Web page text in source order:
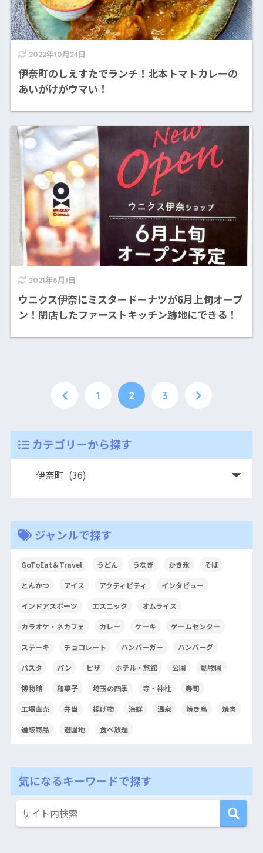
2022年10月24日
伊奈町のしえすたでランチ！北本トマトカレーの
あいがけがウマい！
2021年6月1日
ウニクス伊奈にミスタードーナツが6月上旬オープ
ン！閉店したファーストキッチン跡地にできる！
1 2 3
カテゴリーから探す
ジャンルで探す
GoToEat＆Travel うどん うなぎ かき氷 そば
とんかつ アイス アクティビティ インタビュー
インドアスポーツ エスニック オムライス
カラオケ・ネカフェ カレー ケーキ ゲームセンター
ステーキ チョコレート ハンバーガー ハンバーグ
パスタ パン ピザ ホテル・旅館 公園 動物園
博物館 和菓子 埼玉の四季 寺・神社 寿司
工場直売 弁当 揚げ物 海鮮 温泉 焼き鳥 焼肉
通販商品 遊園地 食べ放題
気になるキーワードで探す